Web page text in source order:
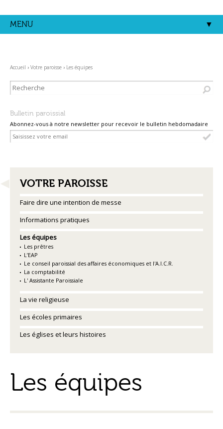
contenu.
|
MENU
Accueil › Votre paroisse › Les équipes
Bulletin paroissial
Abonnez-vous à notre newsletter pour recevoir le bulletin hebdomadaire
NAVIGATION
VOTRE PAROISSE
Faire dire une intention de messe
Informations pratiques
Les équipes
Les prêtres
L’EAP
Le conseil paroissial des affaires économiques et l'A.I.C.R.
La comptabilité
L' Assistante Paroissiale
La vie religieuse
Les écoles primaires
Les églises et leurs histoires
Les équipes